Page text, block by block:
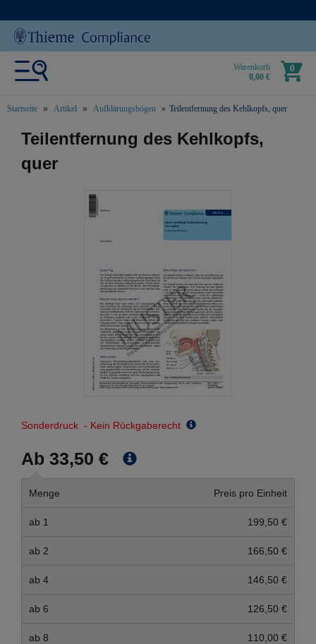
Warenkorb
0,00 €
0
Startseite Artikel Aufklärungsbögen Teilentfernung des Kehlkopfs, quer
text.skipToContent
text.skipToNavigation
Teilentfernung des Kehlkopfs,
quer
Sonderdruck - Kein Rückgaberecht
Ab 33,50 €
Menge Preis pro Einheit
ab 1 199,50 €
ab 2 166,50 €
ab 4 146,50 €
ab 6 126,50 €
ab 8 110,00 €